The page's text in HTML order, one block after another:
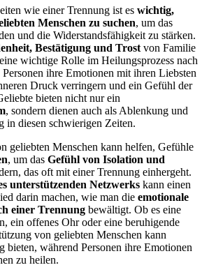
wie einer Trennung ist es wichtig,
Menschen zu suchen, um das
und die Widerstandsfähigkeit zu stärken.
Bestätigung und Trost von Familie
wichtige Rolle im Heilungsprozess nach
ihre Emotionen mit ihren Liebsten
Druck verringern und ein Gefühl der
bieten nicht nur ein
, sondern dienen auch als Ablenkung und
in diesen schwierigen Zeiten.
geliebten Menschen kann helfen, Gefühle
, um das Gefühl von Isolation und
das oft mit einer Trennung einhergeht.
unterstützenden Netzwerks kann einen
darin machen, wie man die emotionale
einer Trennung bewältigt. Ob es eine
ein offenes Ohr oder eine beruhigende
von geliebten Menschen kann
während Personen ihre Emotionen
zu heilen.